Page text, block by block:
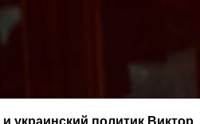
украинский политик Виктор